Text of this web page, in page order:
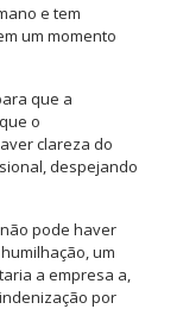
e tem
um momento
que a
o
clareza do
despejando
pode haver
um
a empresa a,
por